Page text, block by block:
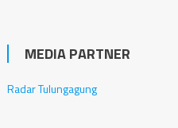
MEDIA PARTNER
Radar Tulungagung